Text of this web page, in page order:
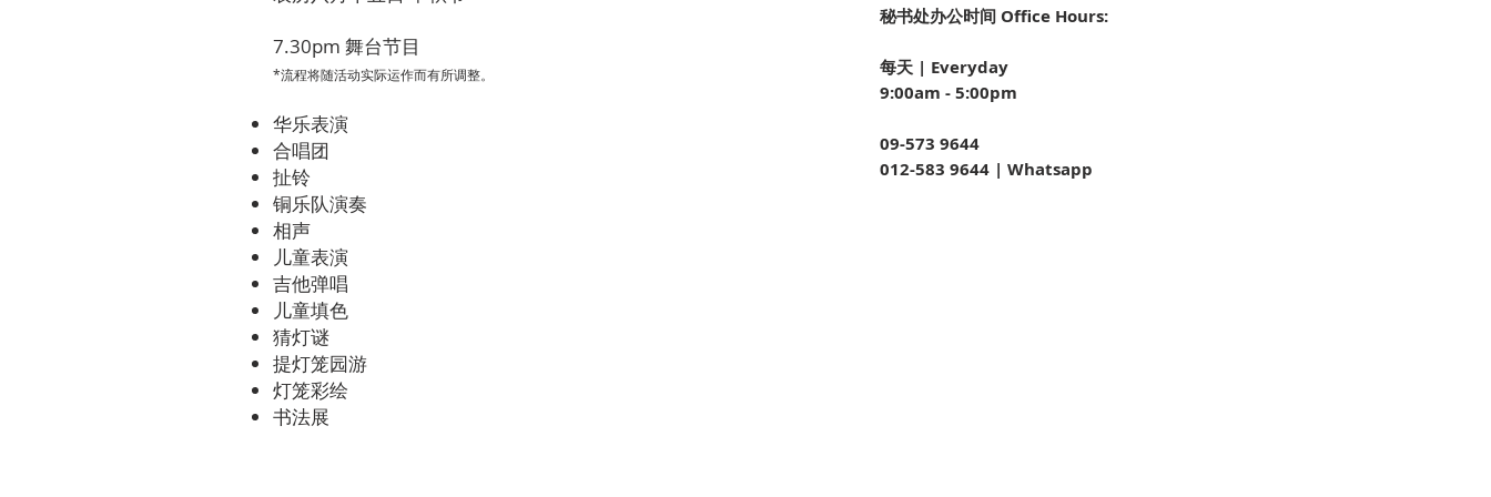
7.30pm 舞台节目
​*流程将随活动实际运作而有所调整。
华乐表演
合唱团
扯铃
铜乐队演奏
相声
儿童表演
吉他弹唱
儿童填色
猜灯谜
提灯笼园游
灯笼彩绘
​书法展
秘书处办公时间 Office Hours:
每天 | Everyday
9:00am - 5:00pm
09-573 9644
012-583 9644 | Whatsapp